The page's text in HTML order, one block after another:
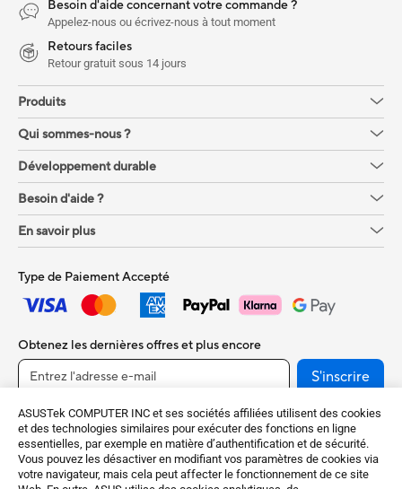
ASUSTek COMPUTER INC et ses sociétés affiliées utilisent des cookies
et des technologies similaires pour exécuter des fonctions en ligne
essentielles, par exemple en matière d’authentification et de sécurité.
Vous pouvez les désactiver en modifiant vos paramètres de cookies via
votre navigateur, mais cela peut affecter le fonctionnement de ce site
double ventilateur ASUS
ExpertCool Pro offre jusqu'à 50
W de performance TDP
Sécurité de niveau entreprise
800-193
Besoin d'aide concernant votre commande ?
Appelez-nous ou écrivez-nous à tout moment
Retours faciles
Retour gratuit sous 14 jours
Produits
Qui sommes-nous ?
Développement durable
Besoin d'aide ?
En savoir plus
Type de Paiement Accepté
Obtenez les dernières offres et plus encore
S'inscrire